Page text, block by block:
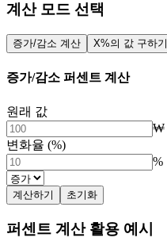
계산 모드 선택
증가/감소 계산 X%의 값 구하기
증가/감소 퍼센트 계산
원래 값
₩
변화율 (%)
%
계산하기 초기화
퍼센트 계산 활용 예시